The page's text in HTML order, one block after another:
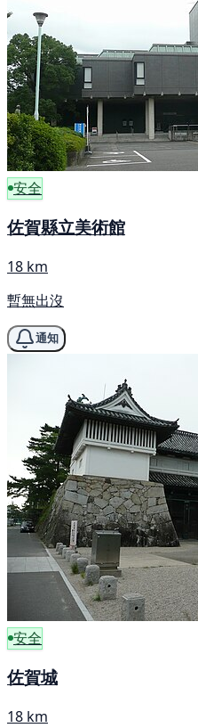
安全
佐賀縣立美術館
18 km
暫無出沒
通知
安全
佐賀城
18 km